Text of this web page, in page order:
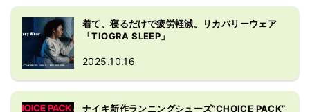
ています。
着て、寝るだけで疲労軽減。リカバリーウェア
「TIOGRA SLEEP」
2025.10.16
ナイキ新作ランニングシューズ“CHOICE PACK”